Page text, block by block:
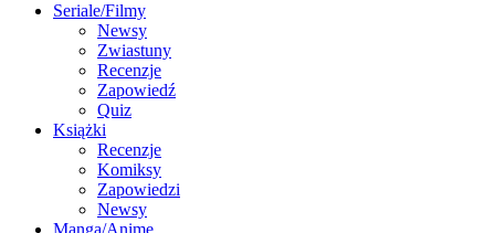
Seriale/Filmy
Newsy
Zwiastuny
Recenzje
Zapowiedź
Quiz
Książki
Recenzje
Komiksy
Zapowiedzi
Newsy
Manga/Anime